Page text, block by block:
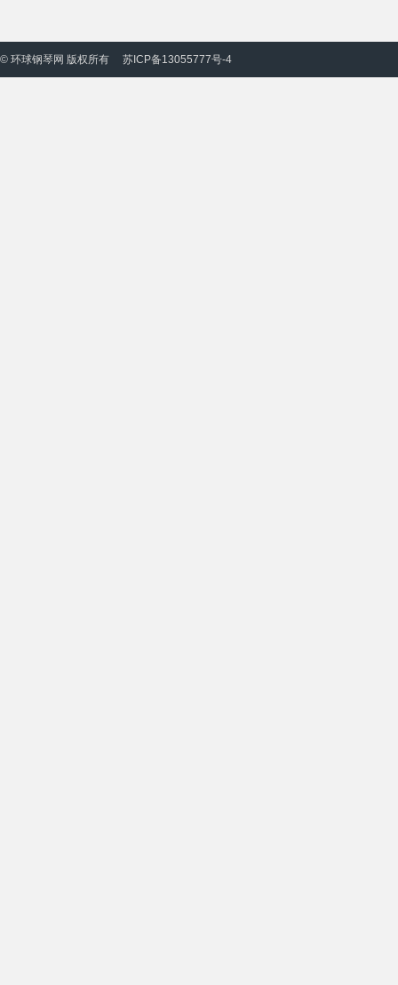
© 环球钢琴网 版权所有 苏ICP备13055777号-4